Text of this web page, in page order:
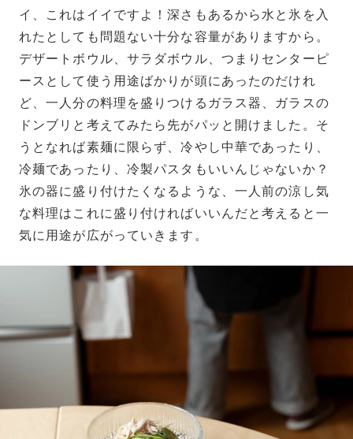
イ、これはイイですよ！深さもあるから水と氷を入
れたとしても問題ない十分な容量がありますから。
デザートボウル、サラダボウル、つまりセンターピ
ースとして使う用途ばかりが頭にあったのだけれ
ど、一人分の料理を盛りつけるガラス器、ガラスの
ドンブリと考えてみたら先がパッと開けました。そ
うとなれば素麺に限らず、冷やし中華であったり、
冷麺であったり、冷製パスタもいいんじゃないか？
氷の器に盛り付けたくなるような、一人前の涼し気
な料理はこれに盛り付ければいいんだと考えると一
気に用途が広がっていきます。